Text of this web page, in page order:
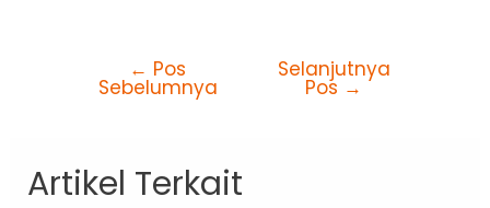
← Pos
Sebelumnya
Selanjutnya
Pos →
Artikel Terkait